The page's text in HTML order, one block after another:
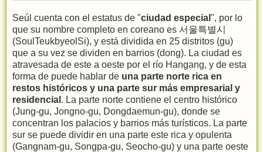
Seúl cuenta con el estatus de "ciudad especial ", por lo
que su nombre completo en coreano es 서울특별시
(SoulTeukbyeolSi), y está dividida en 25 distritos (gu)
que a su vez se dividen en barrios (dong). La ciudad es
atravesada de este a oeste por el río Hangang, y de esta
forma de puede hablar de una parte norte rica en
restos históricos y una parte sur más empresarial y
residencial . La parte norte contiene el centro histórico
(Jung-gu, Jongno-gu, Dongdaemun-gu), donde se
concentran los palacios y barrios más turísticos. La parte
sur se puede dividir en una parte este rica y opulenta
(Gangnam-gu, Songpa-gu, Seocho-gu) y una parte oeste